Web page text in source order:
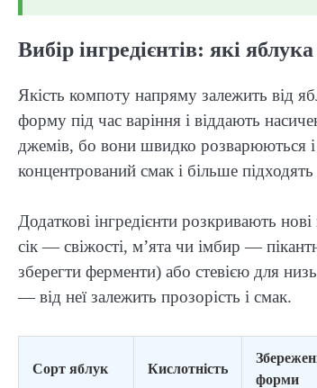
Вибір інгредієнтів: які
Якість компоту напряму залежить від
форму під час варіння і віддають
джемів, бо вони швидко розварюються
концентрований смак і більше
Додаткові інгредієнти розкривають
сік — свіжості, м’ята чи імбир —
зберегти ферменти) або стевією для
— від неї залежить прозорість і смак.
Сорт яблук Кислотність
форми